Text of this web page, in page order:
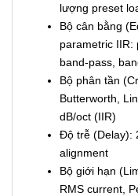
lượng preset
Bộ cân bằng
parametric IIR:
band-pass,
Bộ phân tần
Butterworth,
dB/oct (IIR)
Độ trễ (Delay):
alignment
Bộ giới hạn
RMS current,